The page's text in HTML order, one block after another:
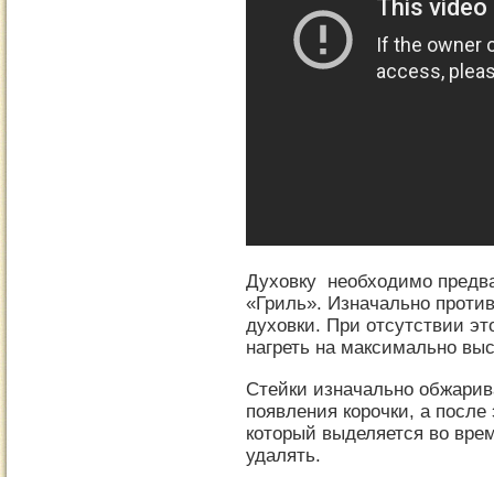
Духовку необходимо
«Гриль». Изначально
духовки. При отсутствии
нагреть на максимально
Стейки изначально
появления корочки, а
который выделяется во
удалять.